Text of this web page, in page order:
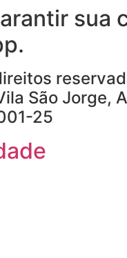
sua
São Jorge,
25